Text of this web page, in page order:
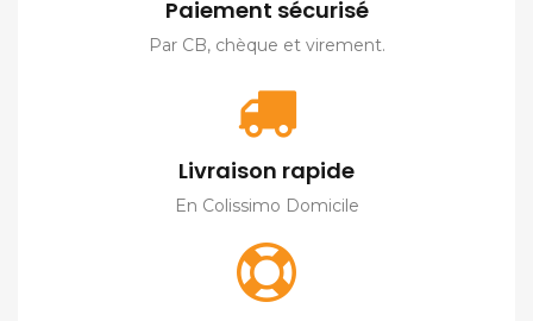
Paiement sécurisé
Par CB, chèque et virement.
Livraison rapide
En Colissimo Domicile